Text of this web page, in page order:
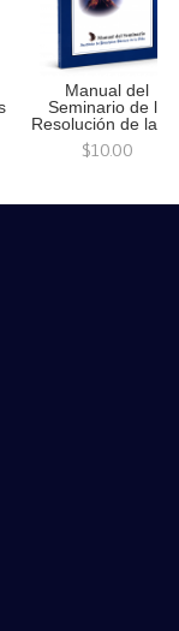
Manual del
Seminario de la
Resolución de la
$10.00